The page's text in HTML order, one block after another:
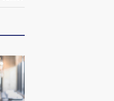
机”？难民潮撕裂西班牙